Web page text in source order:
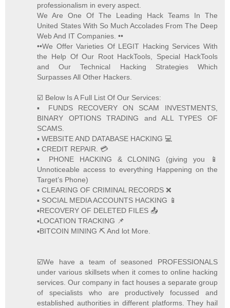
professionalism in every aspect.
We Are One Of The Leading Hack Teams In The
United States With So Much Accolades From The Deep
Web And IT Companies. ••
••We Offer Varieties Of LEGIT Hacking Services With
the Help Of Our Root HackTools, Special HackTools
and Our Technical Hacking Strategies Which
Surpasses All Other Hackers.
☑️ Below Is A Full List Of Our Services:
▪️ FUNDS RECOVERY ON SCAM INVESTMENTS,
BINARY OPTIONS TRADING and ALL TYPES OF
SCAMS.
▪️ WEBSITE AND DATABASE HACKING 💻
▪️ CREDIT REPAIR. 💳
▪️ PHONE HACKING & CLONING (giving you 📱
Unnoticeable access to everything Happening on the
Target’s Phone)
▪️ CLEARING OF CRIMINAL RECORDS ❌
▪️ SOCIAL MEDIA ACCOUNTS HACKING 📱
▪️RECOVERY OF DELETED FILES 📤
▪️LOCATION TRACKING 📌
▪️BITCOIN MINING ⛏ And lot More.
☑️We have a team of seasoned PROFESSIONALS
under various skillsets when it comes to online hacking
services. Our company in fact houses a separate group
of specialists who are productively focussed and
established authorities in different platforms. They hail